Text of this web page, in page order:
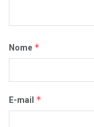
Nome *
E-mail *